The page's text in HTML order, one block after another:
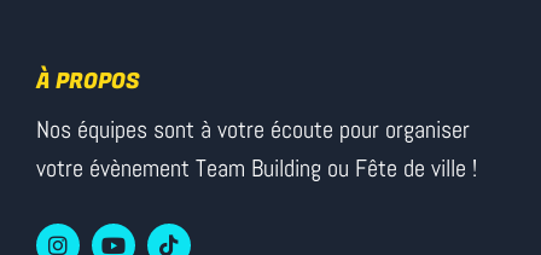
À PROPOS
Nos équipes sont à votre écoute pour organiser
votre évènement Team Building ou Fête de ville !